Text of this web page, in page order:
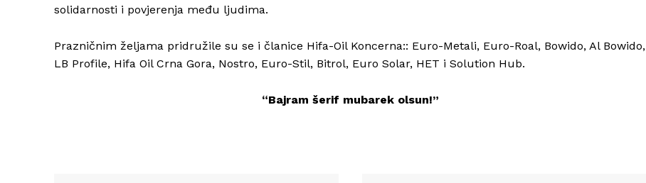
solidarnosti i povjerenja među ljudima.
Prazničnim željama pridružile su se i članice Hifa-Oil Koncerna:: Euro-Metali, Euro-Roal, Bowido, Al Bowido,
LB Profile, Hifa Oil Crna Gora, Nostro, Euro-Stil, Bitrol, Euro Solar, HET i Solution Hub.
“Bajram šerif mubarek olsun!”